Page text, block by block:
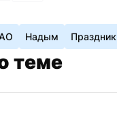
Надым Праздник
теме